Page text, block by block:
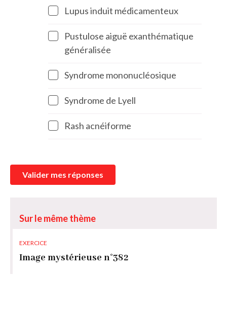
Lupus induit médicamenteux
Pustulose aiguë exanthématique
généralisée
Syndrome mononucléosique
Syndrome de Lyell
Rash acnéiforme
Valider mes réponses
Sur le même thème
EXERCICE
Image mystérieuse n°382